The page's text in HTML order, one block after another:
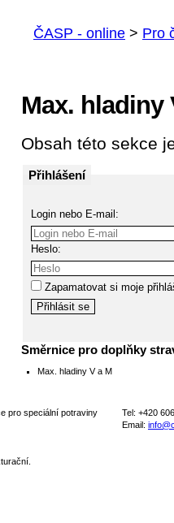
Max. hladiny
Obsah této sekce
Přihlášení
Login nebo E-mail:
Heslo:
Zapamatovat si moje
Směrnice pro doplňky
Max. hladiny V a M
pro speciální potraviny
Tel: +420
Email: